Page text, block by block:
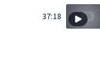
37:18